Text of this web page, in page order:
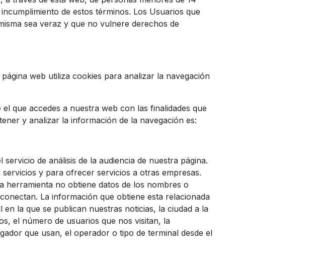
de estos términos. Los Usuarios que
sea veraz y que no vulnere derechos de
web utiliza cookies para analizar la navegación
que accedes a nuestra web con las finalidades que
y analizar la información de la navegación es:
de análisis de la audiencia de nuestra página.
y para ofrecer servicios a otras empresas.
herramienta no obtiene datos de los nombres o
La información que obtiene esta relacionada
la que se publican nuestras noticias, la ciudad a la
el número de usuarios que nos visitan, la
que usan, el operador o tipo de terminal desde el